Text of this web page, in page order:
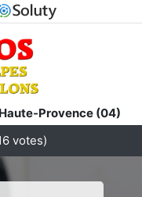
Provence (04)
votes)